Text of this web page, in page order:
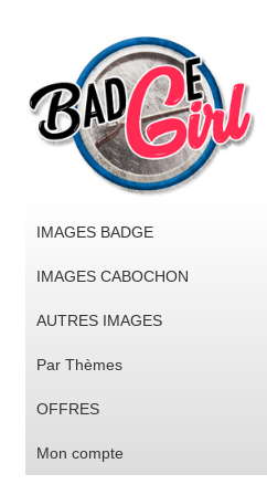
la
navigation
contenu
IMAGES BADGE
IMAGES CABOCHON
AUTRES IMAGES
Par Thèmes
OFFRES
Mon compte